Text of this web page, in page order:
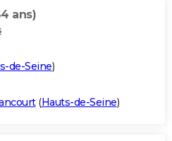
ans)
de-Seine)
(Hauts-de-Seine)